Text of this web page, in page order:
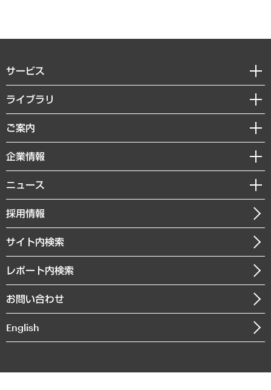
サービス
経営戦略
組織・人事戦略
デジタルイノベーション
共生・ダイバーシティ
GRC（ガバナンス・リスク・コンプライアンス）・防災（政策）
経済・産業・雇用・労働
まちづくり・観光・交通・スポーツ・スマートシティ
自然資源・農林水産業・食料システム
ライブラリ
経済調査
レポート
コラム
経営用語集
受託・受注実績（官公庁関連）
メディア掲載・出演
ご案内
セミナー・イベント情報
MUFGビジネスセミナー
受託案件情報
企業情報
私たちの想い
社長メッセージ
会社概要
沿革
組織図・本部部室紹介
インドネシア現地法人
個人情報保護方針
ニュース
ニュースリリース
お知らせ
採用情報
サイト内検索
レポート内検索
お問い合わせ
English